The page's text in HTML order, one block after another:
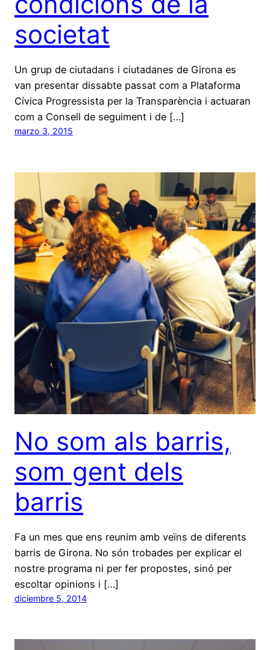
societat
Un grup de ciutadans i ciutadanes de Girona es
van presentar dissabte passat com a Plataforma
Cívica Progressista per la Transparència i actuaran
com a Consell de seguiment i de […]
marzo 3, 2015
No som als barris,
som gent dels
barris
Fa un mes que ens reunim amb veïns de diferents
barris de Girona. No són trobades per explicar el
nostre programa ni per fer propostes, sinó per
escoltar opinions i […]
diciembre 5, 2014